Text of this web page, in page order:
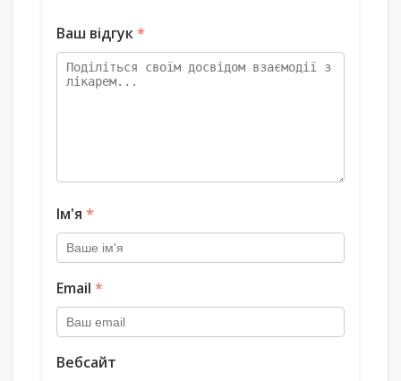
Ваш відгук*
Ім'я *
Email *
Вебсайт